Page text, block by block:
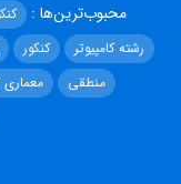
محبوب‌ترین‌ها :
رشته کامپیوتر
کنکور
منطقی
معماری